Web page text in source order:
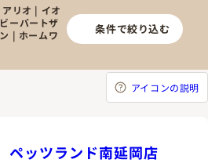
リオ | イオ
ーバートザ
| ホームワ
条件で絞り込む
アイコンの説明
ペッツランド南延岡店